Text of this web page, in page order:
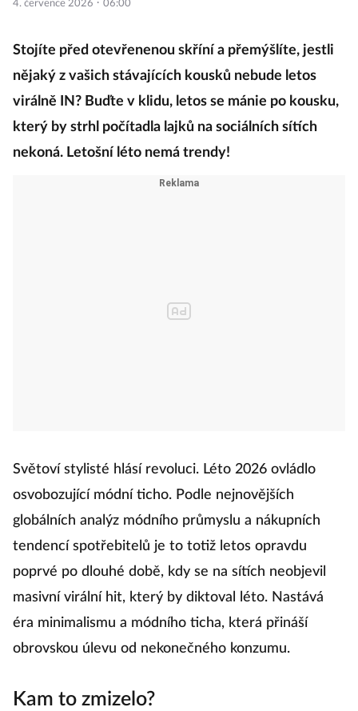
4. července 2026 06:00
Stojíte před otevřenenou skříní a přemýšlíte, jestli
nějaký z vašich stávajících kousků nebude letos
virálně IN? Buďte v klidu, letos se mánie po kousku,
který by strhl počítadla lajků na sociálních sítích
nekoná. Letošní léto nemá trendy!
Světoví stylisté hlásí revoluci. Léto 2026 ovládlo
osvobozující módní ticho. Podle nejnovějších
globálních analýz módního průmyslu a nákupních
tendencí spotřebitelů je to totiž letos opravdu
poprvé po dlouhé době, kdy se na sítích neobjevil
masivní virální hit, který by diktoval léto. Nastává
éra minimalismu a módního ticha, která přináší
obrovskou úlevu od nekonečného konzumu.
Kam to zmizelo?